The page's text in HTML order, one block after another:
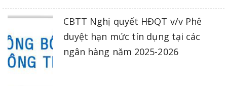
CBTT Nghị quyết HĐQT v/v Phê
duyệt hạn mức tín dụng tại các
ngân hàng năm 2025-2026